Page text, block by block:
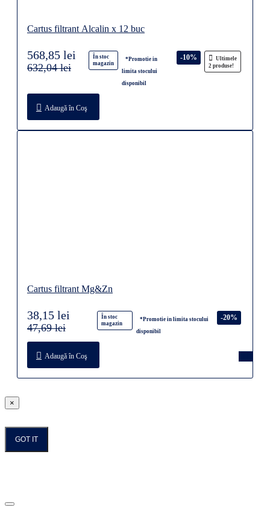
Cartus filtrant Alcalin x 12 buc
Ultimele
2 produse!
În stoc
magazin
*Promotie in
limita stocului
disponibil
-10%
568,85 lei
632,04 lei
Adaugă în Coş
Cartus filtrant Mg&Zn
În stoc
magazin
*Promotie in limita stocului
disponibil
-20%
38,15 lei
47,69 lei
Adaugă în Coş
×
GOT IT